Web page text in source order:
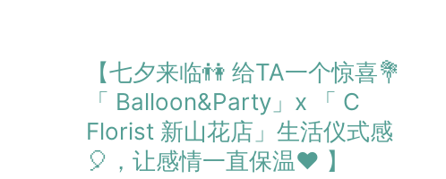
【七夕来临👫 给TA一个惊喜💐
「 Balloon&Party」x 「 C
Florist 新山花店」生活仪式感
🎈，让感情一直保温❤️ 】